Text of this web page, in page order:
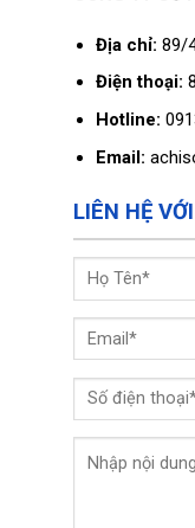
Địa chỉ: 89/
Điện thoại:
Hotline:
Email:
LIÊN HỆ